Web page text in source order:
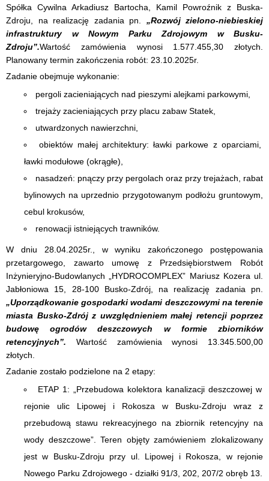
Spółka Cywilna Arkadiusz Bartocha, Kamil Powroźnik z Buska-
Zdroju, na realizację zadania pn. „Rozwój zielono-niebieskiej
infrastruktury w Nowym Parku Zdrojowym w Busku-
Zdroju”.Wartość zamówienia wynosi 1.577.455,30 złotych.
Planowany termin zakończenia robót: 23.10.2025r.
Zadanie obejmuje wykonanie:
pergoli zacieniających nad pieszymi alejkami parkowymi,
trejaży zacieniających przy placu zabaw Statek,
utwardzonych nawierzchni,
obiektów małej architektury: ławki parkowe z oparciami,
ławki modułowe (okrągłe),
nasadzeń: pnączy przy pergolach oraz przy trejażach, rabat
bylinowych na uprzednio przygotowanym podłożu gruntowym,
cebul krokusów,
renowacji istniejących trawników.
W dniu 28.04.2025r., w wyniku zakończonego postępowania
przetargowego, zawarto umowę z Przedsiębiorstwem Robót
Inżynieryjno-Budowlanych „HYDROCOMPLEX” Mariusz Kozera ul.
Jabłoniowa 15, 28-100 Busko-Zdrój, na realizację zadania pn.
„Uporządkowanie gospodarki wodami deszczowymi na terenie
miasta Busko-Zdrój z uwzględnieniem małej retencji poprzez
budowę ogrodów deszczowych w formie zbiorników
retencyjnych”. Wartość zamówienia wynosi 13.345.500,00
złotych.
Zadanie zostało podzielone na 2 etapy:
ETAP 1: „Przebudowa kolektora kanalizacji deszczowej w
rejonie ulic Lipowej i Rokosza w Busku-Zdroju wraz z
przebudową stawu rekreacyjnego na zbiornik retencyjny na
wody deszczowe”. Teren objęty zamówieniem zlokalizowany
jest w Busku-Zdroju przy ul. Lipowej i Rokosza, w rejonie
Nowego Parku Zdrojowego - działki 91/3, 202, 207/2 obręb 13.